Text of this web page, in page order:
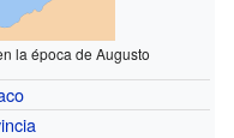
la época de Augusto